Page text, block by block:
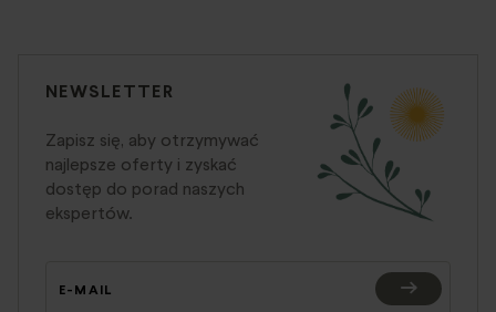
NEWSLETTER
Zapisz się, aby otrzymywać
najlepsze oferty i zyskać
dostęp do porad naszych
ekspertów.
E-MAIL